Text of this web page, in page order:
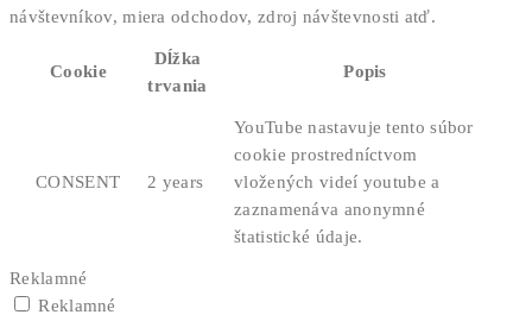
návštevníkov, miera odchodov, zdroj návštevnosti atď.
Cookie
Dĺžka
trvania
Popis
CONSENT 2 years
YouTube nastavuje tento súbor
cookie prostredníctvom
vložených videí youtube a
zaznamenáva anonymné
štatistické údaje.
Reklamné
Reklamné